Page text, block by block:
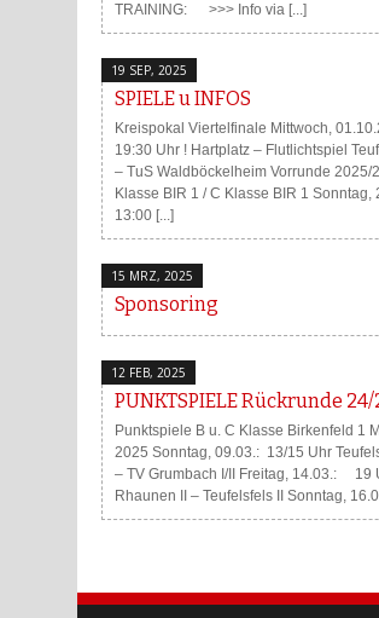
TRAINING: >>> Info via [...]
19 SEP, 2025
SPIELE u INFOS
Kreispokal Viertelfinale Mittwoch,
19:30 Uhr ! Hartplatz – Flutlichtspiel
– TuS Waldböckelheim Vorrunde 2025/
Klasse BIR 1 / C Klasse BIR 1 Sonntag,
13:00 [...]
15 MRZ, 2025
Sponsoring
12 FEB, 2025
PUNKTSPIELE Rückrunde 24/
Punktspiele B u. C Klasse Birkenfeld 1
2025 Sonntag, 09.03.: 13/15 Uhr
– TV Grumbach I/II Freitag, 14.03.: 19
Rhaunen II – Teufelsfels II Sonntag,